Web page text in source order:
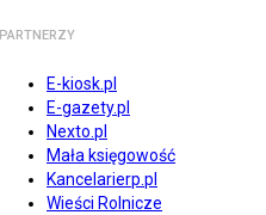
PARTNERZY
E-kiosk.pl
E-gazety.pl
Nexto.pl
Mała księgowość
Kancelarierp.pl
Wieści Rolnicze